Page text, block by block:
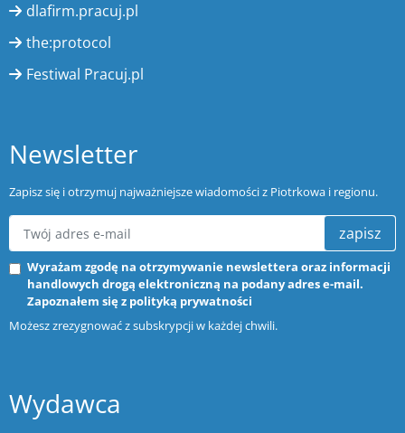
dlafirm.pracuj.pl
the:protocol
Festiwal Pracuj.pl
Newsletter
Zapisz się i otrzymuj najważniejsze wiadomości z Piotrkowa i regionu.
zapisz
Wyrażam zgodę na otrzymywanie newslettera oraz informacji
handlowych drogą elektroniczną na podany adres e-mail.
Zapoznałem się z polityką prywatności
Możesz zrezygnować z subskrypcji w każdej chwili.
Wydawca